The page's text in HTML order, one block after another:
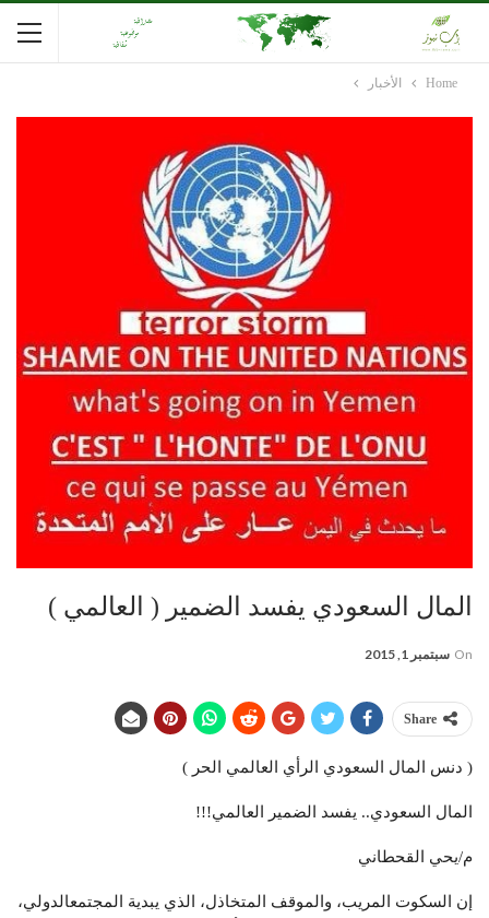
Home الأخبار
المال السعودي يفسد الضمير ( العالمي )
On سبتمبر 1, 2015
Share
( دنس المال السعودي الرأي العالمي الحر )
المال السعودي.. يفسد الضمير العالمي!!!
م/يحي القحطاني
إن السكوت المريب، والموقف المتخاذل، الذي يبدية المجتمعالدولي،